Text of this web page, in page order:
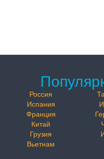
Россия
Испания
Франция
Китай
Грузия
Вьетнам